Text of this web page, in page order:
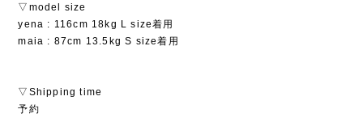
▽model size
yena : 116cm 18kg L size着用
maia : 87cm 13.5kg S size着用
▽Shipping time
予約